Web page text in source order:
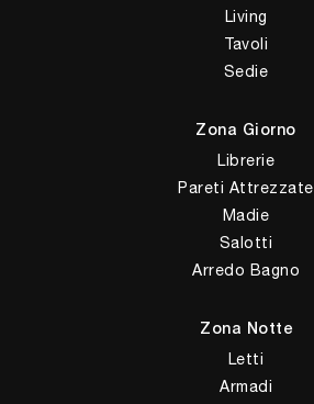
Living
Tavoli
Sedie
Zona Giorno
Librerie
Pareti Attrezzate
Madie
Salotti
Arredo Bagno
Zona Notte
Letti
Armadi